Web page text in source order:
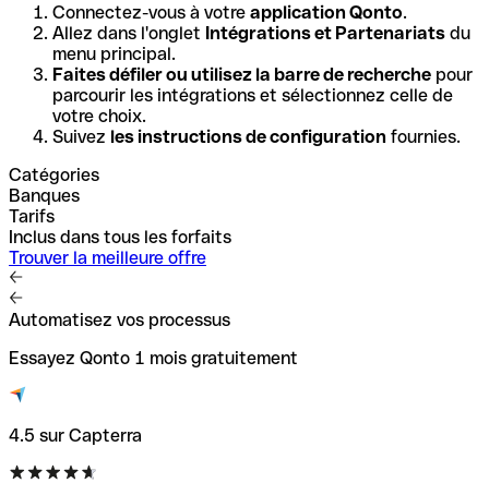
Connectez-vous à votre application Qonto.
Allez dans l'onglet Intégrations et Partenariats du
menu principal.
Faites défiler ou utilisez la barre de recherche pour
parcourir les intégrations et sélectionnez celle de
votre choix.
Suivez les instructions de configuration fournies.
Catégories
Banques
Tarifs
Inclus dans tous les forfaits
Trouver la meilleure offre
Automatisez vos processus
Essayez Qonto 1 mois gratuitement
4.5 sur Capterra